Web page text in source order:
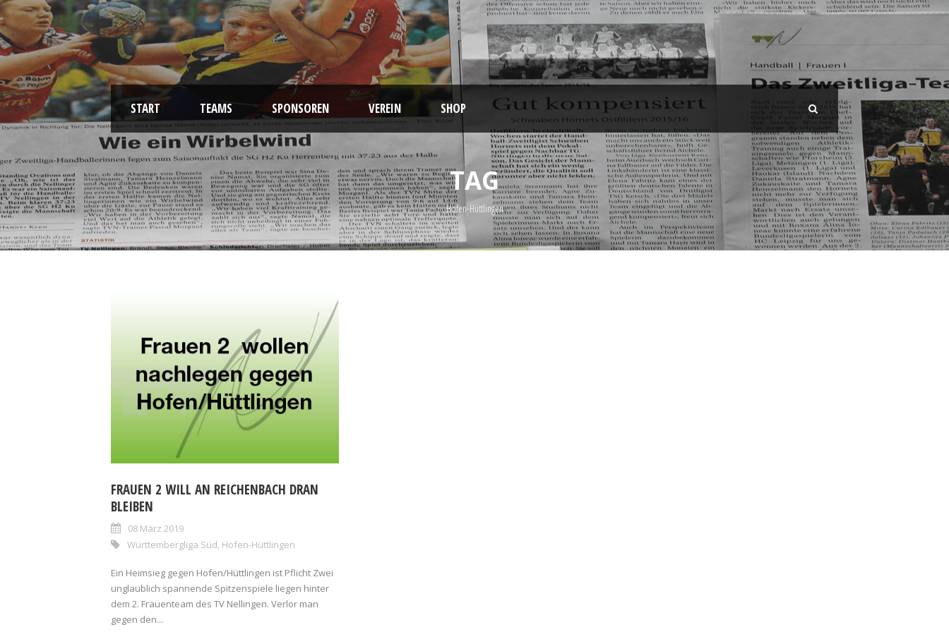
START TEAMS SPONSOREN VEREIN SHOP
TAG
Hofen-Hüttlingen
FRAUEN 2 WILL AN REICHENBACH DRAN
BLEIBEN
08 März 2019
Württembergliga Süd, Hofen-Hüttlingen
Ein Heimsieg gegen Hofen/Hüttlingen ist Pflicht Zwei
unglaublich spannende Spitzenspiele liegen hinter
dem 2. Frauenteam des TV Nellingen. Verlor man
gegen den...